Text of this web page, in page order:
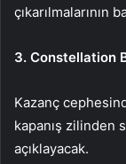
çıkarılmalarının
3. Constellation
Kazanç
kapanış zilinden
açıklayacak.